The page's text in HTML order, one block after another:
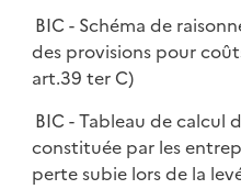
BIC - Schéma de
des provisions pour
art.39 ter C)
BIC - Tableau de
constituée par les
perte subie lors de la